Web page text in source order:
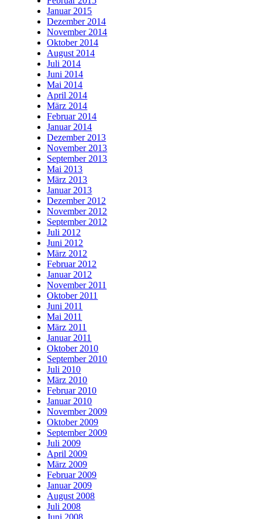
Januar 2015
Dezember 2014
November 2014
Oktober 2014
August 2014
Juli 2014
Juni 2014
Mai 2014
April 2014
März 2014
Februar 2014
Januar 2014
Dezember 2013
November 2013
September 2013
Mai 2013
März 2013
Januar 2013
Dezember 2012
November 2012
September 2012
Juli 2012
Juni 2012
März 2012
Februar 2012
Januar 2012
November 2011
Oktober 2011
Juni 2011
Mai 2011
März 2011
Januar 2011
Oktober 2010
September 2010
Juli 2010
März 2010
Februar 2010
Januar 2010
November 2009
Oktober 2009
September 2009
Juli 2009
April 2009
März 2009
Februar 2009
Januar 2009
August 2008
Juli 2008